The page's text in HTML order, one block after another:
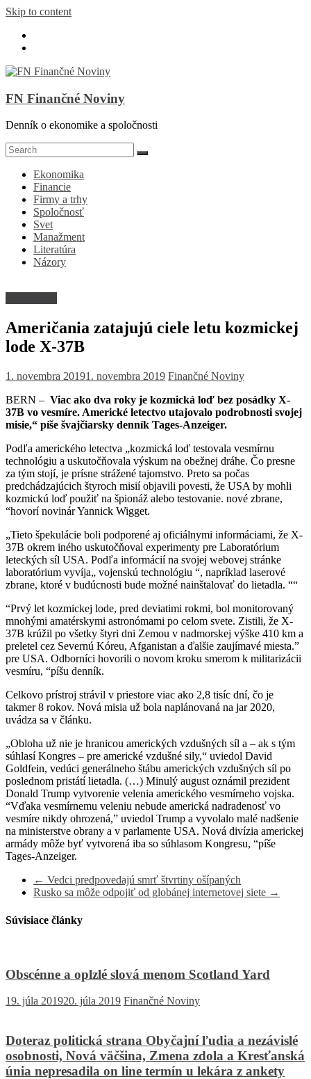
Skip to content
FN Finančné Noviny
Denník o ekonomike a spoločnosti
Ekonomika
Financie
Firmy a trhy
Spoločnosť
Svet
Manažment
Literatúra
Názory
Američania zatajujú ciele letu kozmickej
lode X-37B
1. novembra 20191. novembra 2019 Finančné Noviny
BERN – Viac ako dva roky je kozmická loď bez posádky X-
37B vo vesmíre. Americké letectvo utajovalo podrobnosti svojej
misie,“ píše švajčiarsky denník Tages-Anzeiger.
Podľa amerického letectva „kozmická loď testovala vesmírnu
technológiu a uskutočňovala výskum na obežnej dráhe. Čo presne
za tým stojí, je prísne strážené tajomstvo. Preto sa počas
predchádzajúcich štyroch misií objavili povesti, že USA by mohli
kozmickú loď použiť na špionáž alebo testovanie. nové zbrane,
“hovorí novinár Yannick Wigget.
„Tieto špekulácie boli podporené aj oficiálnymi informáciami, že X-
37B okrem iného uskutočňoval experimenty pre Laboratórium
leteckých síl USA. Podľa informácií na svojej webovej stránke
laboratórium vyvíja„ vojenskú technológiu “, napríklad laserové
zbrane, ktoré v budúcnosti bude možné nainštalovať do lietadla. ““
“Prvý let kozmickej lode, pred deviatimi rokmi, bol monitorovaný
mnohými amatérskymi astronómami po celom svete. Zistili, že X-
37B krúžil po všetky štyri dni Zemou v nadmorskej výške 410 km a
preletel cez Severnú Kóreu, Afganistan a ďalšie zaujímavé miesta.”
pre USA. Odborníci hovorili o novom kroku smerom k militarizácii
vesmíru, “píšu denník.
Celkovo prístroj strávil v priestore viac ako 2,8 tisíc dní, čo je
takmer 8 rokov. Nová misia už bola naplánovaná na jar 2020,
uvádza sa v článku.
„Obloha už nie je hranicou amerických vzdušných síl a – ak s tým
súhlasí Kongres – pre americké vzdušné sily,“ uviedol David
Goldfein, vedúci generálneho štábu amerických vzdušných síl po
poslednom pristátí lietadla. (…) Minulý august oznámil prezident
Donald Trump vytvorenie velenia amerického vesmírneho vojska.
“Vďaka vesmírnemu veleniu nebude americká nadradenosť vo
vesmíre nikdy ohrozená,” uviedol Trump a vyvolalo malé nadšenie
na ministerstve obrany a v parlamente USA. Nová divízia americkej
armády môže byť vytvorená iba so súhlasom Kongresu, “píše
Tages-Anzeiger.
← Vedci predpovedajú smrť štvrtiny ošípaných
Rusko sa môže odpojiť od globánej internetovej siete →
Súvisiace články
Obscénne a oplzlé slová menom Scotland Yard
19. júla 201920. júla 2019 Finančné Noviny
Doteraz politická strana Obyčajní ľudia a nezávislé
osobnosti, Nová väčšina, Zmena zdola a Kresťanská
únia nepresadila on line termín u lekára z ankety